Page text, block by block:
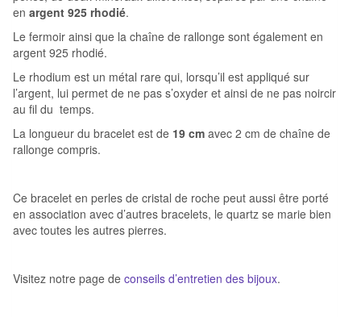
en argent 925 rhodié.
Le fermoir ainsi que la chaîne de rallonge sont également en
argent 925 rhodié.
Le rhodium est un métal rare qui, lorsqu’il est appliqué sur
l’argent, lui permet de ne pas s’oxyder et ainsi de ne pas noircir
au fil du temps.
La longueur du bracelet est de 19 cm avec 2 cm de chaîne de
rallonge compris.
Ce bracelet en perles de cristal de roche peut aussi être porté
en association avec d’autres bracelets, le quartz se marie bien
avec toutes les autres pierres.
Visitez notre page de conseils d’entretien des bijoux.